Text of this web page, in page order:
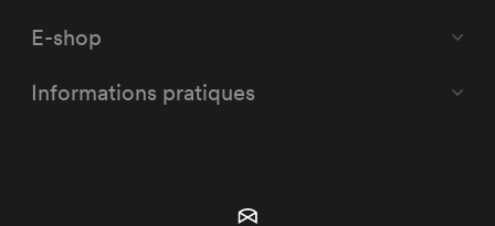
E-shop
Informations pratiques